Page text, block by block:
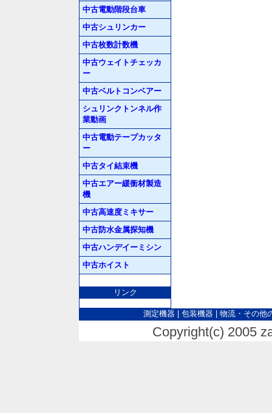
中古電動階段台車
中古シュリンカー
中古枚数計数機
中古ウェイトチェッカ
ー
中古ベルトコンベアー
シュリンクトンネル作
業動画
中古電動テープカッタ
ー
中古タイ結束機
中古エアー緩衝材製造
機
中古高速度ミキサー
中古防水金属探知機
中古ハンデイーミシン
中古ホイスト
リンク
測定機器 包装機器 物流・その他
Copyright(c) 2005